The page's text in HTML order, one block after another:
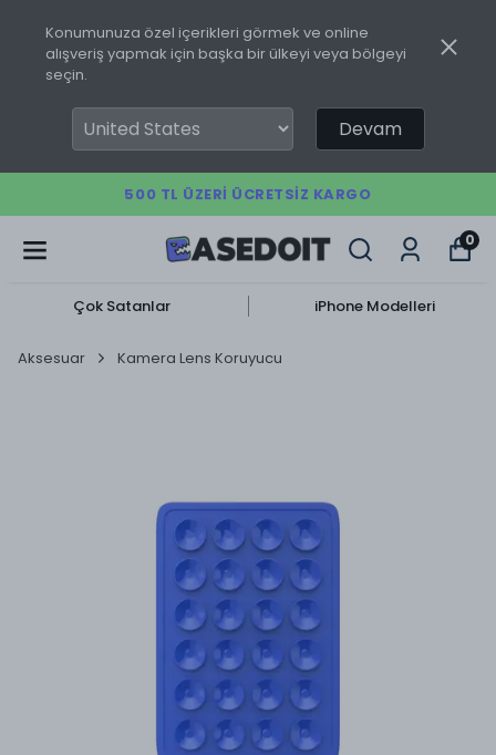
Konumunuza özel içerikleri görmek ve online
alışveriş yapmak için başka bir ülkeyi veya bölgeyi
seçin.
Devam
500 TL ÜZERI ÜCRETSIZ KARGO
0
Çok Satanlar iPhone Modelleri
Aksesuar Kamera Lens Koruyucu